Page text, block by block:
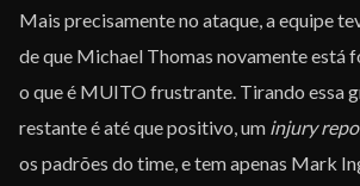
Mais precisamente no ataque, a equipe
de que Michael Thomas novamente está
o que é MUITO frustrante. Tirando essa
restante é até que positivo, um injury
os padrões do time, e tem apenas Mark